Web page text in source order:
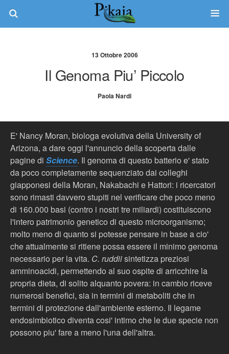
13 Ottobre 2006
Il Genoma Piu’ Piccolo
Paola Nardi
E' Nancy Moran, biologa evolutiva della University of
Arizona, a dare oggi l'annuncio della scoperta dalle
pagine di Science. Il genoma di questo batterio e' stato
da poco completamente sequenziato dai colleghi
giapponesi della Moran, Nakabachi e Hattori: i ricercatori
sono rimasti davvero stupiti nel verificare che poco meno
di 160.000 basi (contro i nostri tre miliardi) costituiscono
l'intero patrimonio genetico di questo microorganismo;
molto meno di quanto si potesse pensare in base a cio'
che attualmente si ritiene possa essere il minimo genoma
necessario per la vita. C. ruddiisintetizza preziosi
amminoacidi, permettendo al suo ospite di arricchire la
propria dieta, di solito alquanto povera: in cambio riceve
numerosi benefici, sia in termini di metaboliti che in
termini di protezione dall'ambiente esterno. Il legame
endosimbiotico diventa cosi' intimo che le due specie non
possono piu' fare a meno l'una dell'altra.